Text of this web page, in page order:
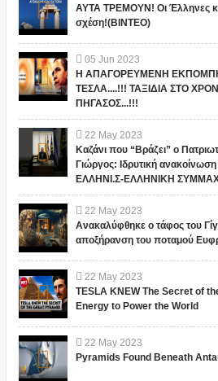
ΑΥΤΑ ΤΡΕΜΟΥΝ! Οι Έλληνες
σχέση!(ΒΙΝΤΕΟ)
05 Jun 2023
Η ΑΠΑΓΟΡΕΥΜΕΝΗ
ΤΕΣΛΑ....!!! ΤΑΞΙΔΙΑ ΣΤΟ
ΠΗΓΑΣΟΣ...!!!
22 May 2023
Καζάνι που “Βράζει” ο
Γιώργος: Ιδρυτική
ΕΛΛΗΝΙ.Σ-ΕΛΛΗΝΙΚΗ
22 May 2023
Ανακαλύφθηκε ο τάφος του
αποξήρανση του ποταμού
22 May 2023
TESLA KNEW The Secret of
Energy to Power the World
22 May 2023
Pyramids Found Beneath